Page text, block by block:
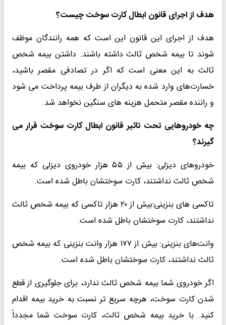
هدف از اجرای قانون ابطال کارت سوخت چیست؟
هدف از اجرای این قانون این است که همه رانندگان موظف
شوند تا بیمه شخص ثالث داشته باشند. داشتن بیمه شخص
ثالث به این معنی است که اگر در تصادفی مقصر باشید،
خسارت‌های وارد شده به دیگران از طرف بیمه پرداخت می‌ شود
و راننده مقصر متحمل هزینه‌ های سنگین نخواهد شد.
چه خودروهایی تحت تاثیر قانون ابطال کارت سوخت قرار می
‌گیرند؟
خودروهای دیزلی: بیش از ۵۵ هزار خودروی دیزلی که بیمه
شخص ثالث نداشتند، کارت سوختشان باطل شده است.
تاکسی ‌های بنزینی:بیش از ۲۰ هزار تاکسی که بیمه شخص ثالث
نداشتند، کارت سوختشان باطل شده است.
وانت‌های بنزینی: بیش از ۱۷۷ هزار وانت ‌بنزینی که بیمه شخص
ثالث نداشتند، کارت سوختشان باطل شده است.
اگر خودروی شما بیمه شخص ثالث ندارد، برای جلوگیری از قطع
شدن کارت سوخت، هرچه سریع ‌تر نسبت به خرید بیمه اقدام
کنید. با خرید بیمه شخص ثالث، کارت سوخت شما مجدداً